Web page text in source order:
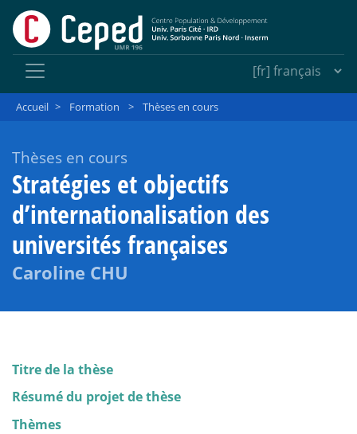
Accueil > Formation > Thèses en cours
Thèses en cours
Stratégies et objectifs
d’internationalisation des
universités françaises
Caroline CHU
Titre de la thèse
Résumé du projet de thèse
Thèmes